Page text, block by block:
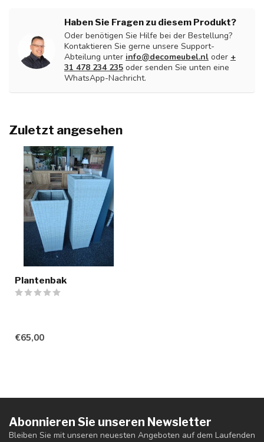
Haben Sie Fragen zu diesem Produkt?
Oder benötigen Sie Hilfe bei der Bestellung?
Kontaktieren Sie gerne unsere Support-
Abteilung unter info@decomeubel.nl oder +
31 478 234 235 oder senden Sie unten eine
WhatsApp-Nachricht.
Zuletzt angesehen
Plantenbak
€65,00
Abonnieren Sie unseren Newsletter
Bleiben Sie mit unseren neuesten Angeboten auf dem Laufenden